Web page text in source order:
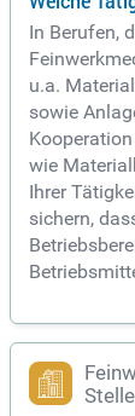
In Berufen,
u.a.
sowie
wie
Ihrer
sichern,